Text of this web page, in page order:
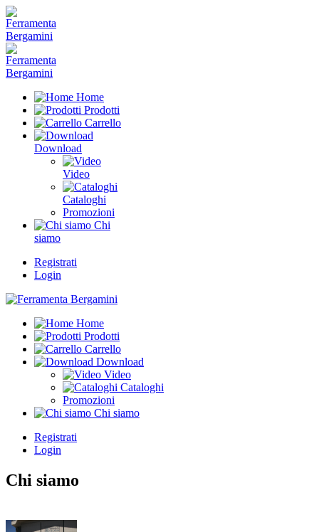
Home
Prodotti
Carrello
Download
Video
Cataloghi
Promozioni
Chi
siamo
Registrati
Login
Home
Prodotti
Carrello
Download
Video
Cataloghi
Promozioni
Chi siamo
Registrati
Login
Chi siamo